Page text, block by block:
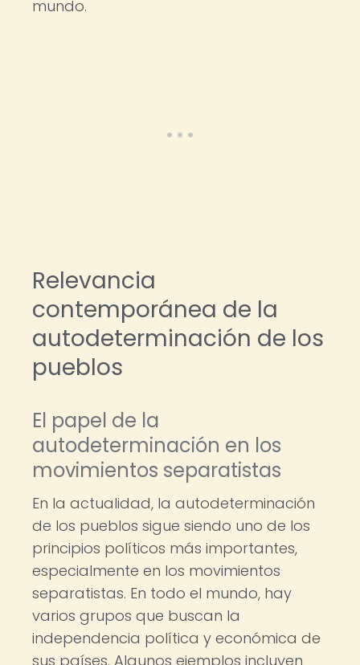
mundo.
Relevancia
contemporánea de la
autodeterminación de los
pueblos
El papel de la
autodeterminación en los
movimientos separatistas
En la actualidad, la autodeterminación
de los pueblos sigue siendo uno de los
principios políticos más importantes,
especialmente en los movimientos
separatistas. En todo el mundo, hay
varios grupos que buscan la
independencia política y económica de
sus países. Algunos ejemplos incluyen